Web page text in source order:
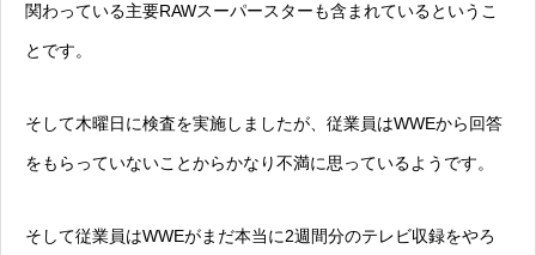
関わっている主要RAWスーパースターも含まれているというこ
とです。
そして木曜日に検査を実施しましたが、従業員はWWEから回答
をもらっていないことからかなり不満に思っているようです。
そして従業員はWWEがまだ本当に2週間分のテレビ収録をやろ